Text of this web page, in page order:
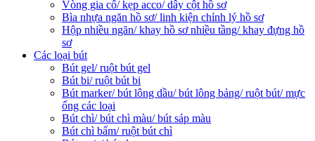
Vòng gia cố/ kẹp acco/ dây cột hồ sơ
Bìa nhựa ngăn hồ sơ/ linh kiện chỉnh lý hồ sơ
Hộp nhiều ngăn/ khay hồ sơ nhiều tầng/ khay đựng hồ
sơ
Các loại bút
Bút gel/ ruột bút gel
Bút bi/ ruột bút bi
Bút marker/ bút lông dầu/ bút lông bảng/ ruột bút/ mực
ống các loại
Bút chì/ bút chì màu/ bút sáp màu
Bút chì bấm/ ruột bút chì